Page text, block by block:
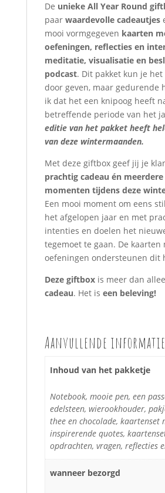
De unieke All Year Round
paar waardevolle cadeautjes
mooi vormgegeven kaarten
oefeningen, reflecties en
meditatie, visualisatie en
podcast. Dit pakket kun je
door geven, maar gedurende
ik dat het een knipoog heeft
betreffende periode van het
editie van het pakket heeft
van deze wintermaanden.
Met deze giftbox geef jij je
prachtig cadeau én
momenten tijdens deze
Een mooi moment om eens
het afgelopen jaar en met
intenties en doelen het
tegemoet te gaan. De kaarten
oefeningen ondersteunen dit
Deze giftboxis meer dan
cadeau. Het is een beleving!
Aanvullende informatie
Inhoud van het pakketje
Notebook, mooie pen, een
edelsteen, wierookhouder,
thee en chocolade, kaartenset
inspirerende quotes,
opdrachten, vragen, reflecties
wanneer bezorgd